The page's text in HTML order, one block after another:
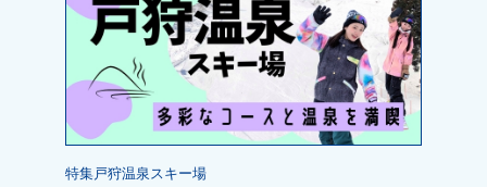
特集戸狩温泉スキー場